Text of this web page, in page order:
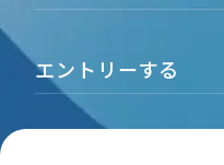
エントリーする